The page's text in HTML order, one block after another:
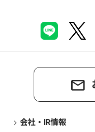
会社・IR情報